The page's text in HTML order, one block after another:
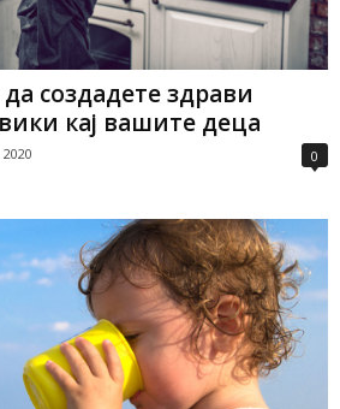
создадете здрави
кај вашите деца
0